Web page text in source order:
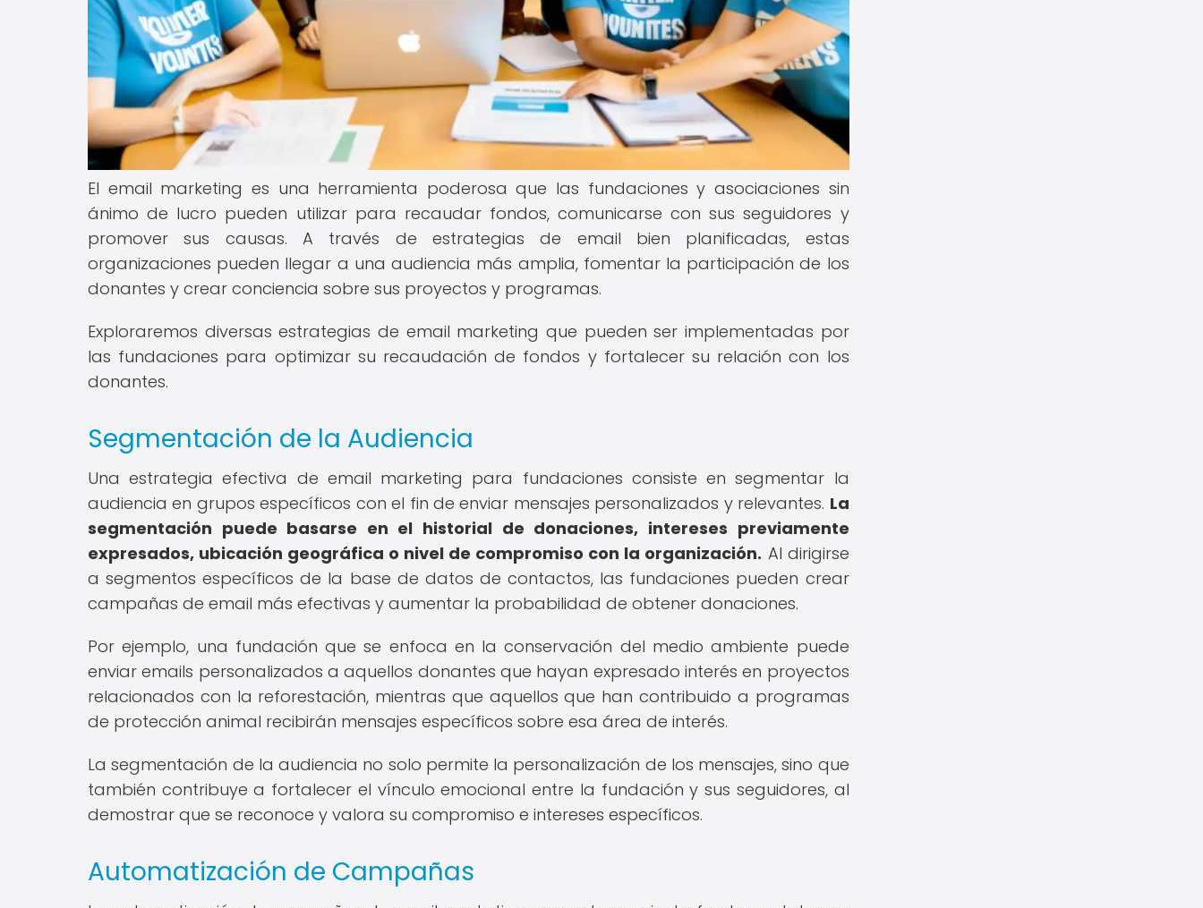
El email marketing es una herramienta poderosa que las fundaciones y asociaciones sin
ánimo de lucro pueden utilizar para recaudar fondos, comunicarse con sus seguidores y
promover sus causas. A través de estrategias de email bien planificadas, estas
organizaciones pueden llegar a una audiencia más amplia, fomentar la participación de los
donantes y crear conciencia sobre sus proyectos y programas.
Exploraremos diversas estrategias de email marketing que pueden ser implementadas por
las fundaciones para optimizar su recaudación de fondos y fortalecer su relación con los
donantes.
Segmentación de la Audiencia
Una estrategia efectiva de email marketing para fundaciones consiste en segmentar la
audiencia en grupos específicos con el fin de enviar mensajes personalizados y relevantes. La
segmentación puede basarse en el historial de donaciones, intereses previamente
expresados, ubicación geográfica o nivel de compromiso con la organización. Al dirigirse
a segmentos específicos de la base de datos de contactos, las fundaciones pueden crear
campañas de email más efectivas y aumentar la probabilidad de obtener donaciones.
Por ejemplo, una fundación que se enfoca en la conservación del medio ambiente puede
enviar emails personalizados a aquellos donantes que hayan expresado interés en proyectos
relacionados con la reforestación, mientras que aquellos que han contribuido a programas
de protección animal recibirán mensajes específicos sobre esa área de interés.
La segmentación de la audiencia no solo permite la personalización de los mensajes, sino que
también contribuye a fortalecer el vínculo emocional entre la fundación y sus seguidores, al
demostrar que se reconoce y valora su compromiso e intereses específicos.
Automatización de Campañas